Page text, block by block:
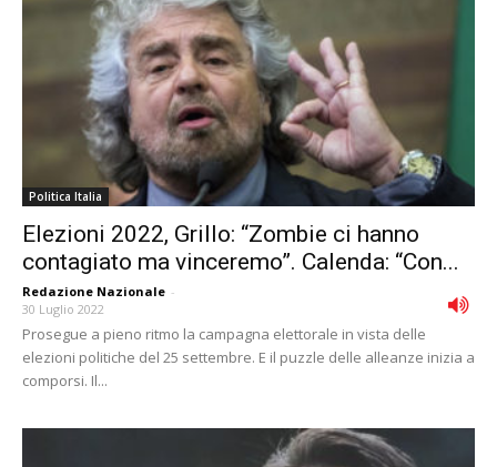
Politica Italia
Elezioni 2022, Grillo: “Zombie ci hanno
contagiato ma vinceremo”. Calenda: “Con...
Redazione Nazionale -
30 Luglio 2022
Prosegue a pieno ritmo la campagna elettorale in vista delle
elezioni politiche del 25 settembre. E il puzzle delle alleanze inizia a
comporsi. Il...